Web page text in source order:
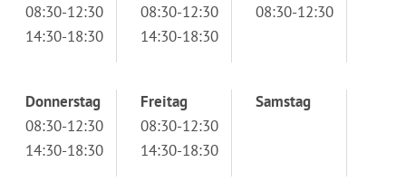
08:30-12:30
14:30-18:30
08:30-12:30
14:30-18:30
08:30-12:30
Donnerstag
08:30-12:30
14:30-18:30
Freitag
08:30-12:30
14:30-18:30
Samstag